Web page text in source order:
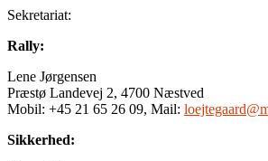
Sekretariat:
Rally:
Lene Jørgensen
Præstø Landevej 2, 4700 Næstved
Mobil: +45 21 65 26 09, Mail:
Sikkerhed: